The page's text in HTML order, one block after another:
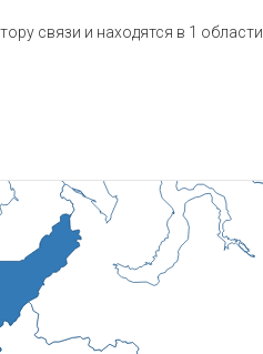
связи и находятся в 1 области.